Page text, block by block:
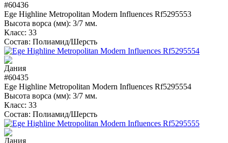
#60436
Ege Highline Metropolitan Modern Influences Rf5295553
Высота ворса (мм): 3/7 мм.
Класс: 33
Состав: Полиамид/Шерсть
#60435
Ege Highline Metropolitan Modern Influences Rf5295554
Высота ворса (мм): 3/7 мм.
Класс: 33
Состав: Полиамид/Шерсть